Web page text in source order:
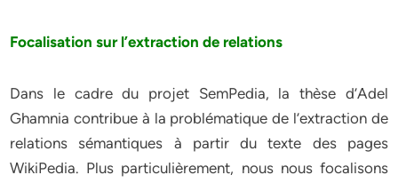
Focalisation sur l’extraction de relations
Dans le cadre du projet SemPedia, la thèse d’Adel
Ghamnia contribue à la problématique de l’extraction de
relations sémantiques à partir du texte des pages
WikiPedia. Plus particulièrement, nous nous focalisons